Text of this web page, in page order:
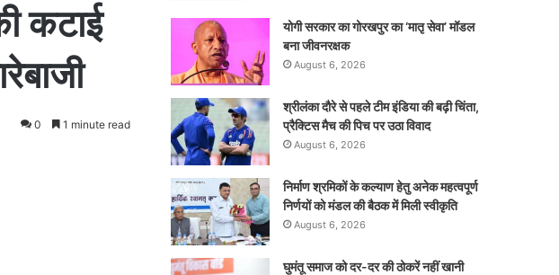
कटाई
0 1 minute read
योगी सरकार का गोरखपुर का ‘मातृ सेवा’ मॉडल
बना जीवनरक्षक
August 6, 2026
श्रीलंका दौरे से पहले टीम इंडिया की बढ़ी चिंता,
प्रैक्टिस मैच की पिच पर उठा विवाद
August 6, 2026
निर्माण श्रमिकों के कल्याण हेतु अनेक महत्वपूर्ण
निर्णयों को मंडल की बैठक में मिली स्वीकृति
August 6, 2026
घुमंतू समाज को दर-दर की ठोकरें नहीं खानी